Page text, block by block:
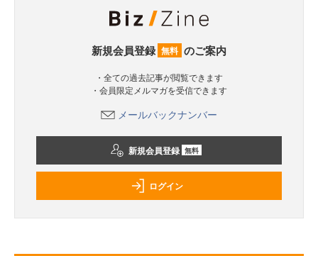
新規会員登録 無料 のご案内
・全ての過去記事が閲覧できます
・会員限定メルマガを受信できます
メールバックナンバー
新規会員登録 無料
ログイン